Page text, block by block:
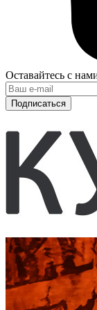
Оставайтесь с
Подписаться